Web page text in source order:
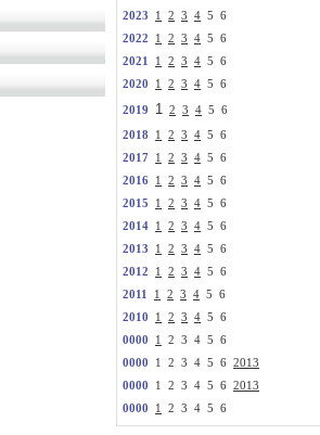
2023
1 2 3 4 5 6
2022
1 2 3 4 5 6
2021
1 2 3 4 5 6
2020
1 2 3 4 5 6
2019 1 2 3 4 5 6
2018 1 2 3 4 5 6
2017
1 2 3 4 5 6
2016
1 2 3 4 5 6
2015
1 2 3 4 5 6
2014
1 2 3 4 5 6
2013
1 2 3 4 5 6
2012
1 2 3 4 5 6
2011
1 2 3 4 5 6
2010
1 2 3 4 5 6
0000
1
2 3 4 5 6
0000 1 2 3 4 5 6 2013
0000 1 2 3 4 5 6 2013
0000
1 2 3 4 5 6